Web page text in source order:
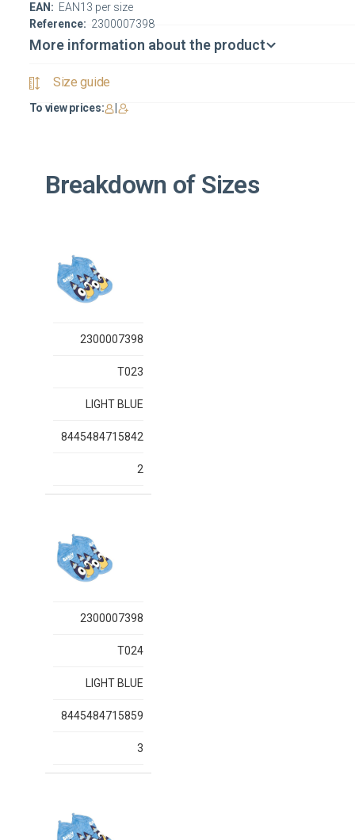
Reference: 2300007398
EAN: EAN13 per size
More information about the product
Size guide
To view prices:
Breakdown of Sizes
2300007398
T023
LIGHT BLUE
8445484715842
2
2300007398
T024
LIGHT BLUE
8445484715859
3